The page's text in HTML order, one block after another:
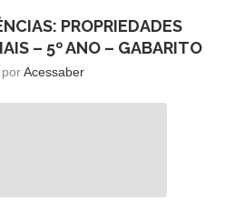
PROPRIEDADES
– 5º ANO – GABARITO
Acessaber